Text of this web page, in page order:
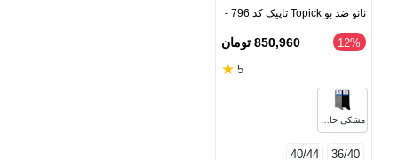
نانو ضد بو Topick تاپیک کد 796 -
بسته 2 جفتی
‎12% 850,960 تومان
5
★
مشکی خاکستری
36/40
40/44